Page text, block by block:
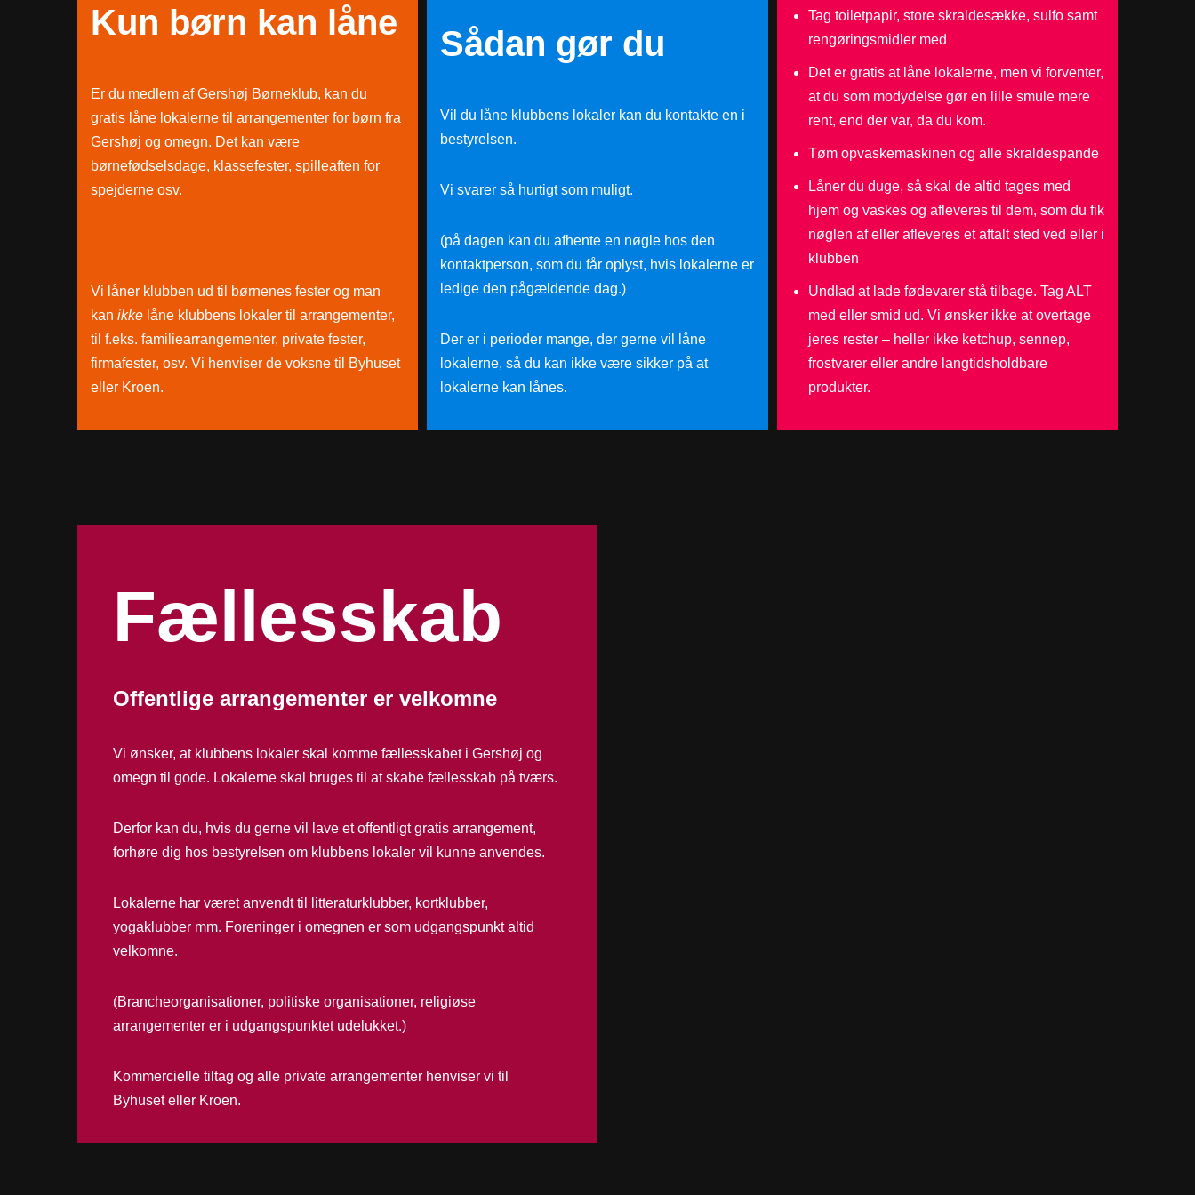
Kun børn kan låne
Er du medlem af Gershøj Børneklub, kan du
gratis låne lokalerne til arrangementer for børn fra
Gershøj og omegn. Det kan være
børnefødselsdage, klassefester, spilleaften for
spejderne osv.
Vi låner klubben ud til børnenes fester og man
kan ikke låne klubbens lokaler til arrangementer,
til f.eks. familiearrangementer, private fester,
firmafester, osv. Vi henviser de voksne til Byhuset
eller Kroen.
Sådan gør du
Vil du låne klubbens lokaler kan du kontakte en i
bestyrelsen.
Vi svarer så hurtigt som muligt.
(på dagen kan du afhente en nøgle hos den
kontaktperson, som du får oplyst, hvis lokalerne er
ledige den pågældende dag.)
Der er i perioder mange, der gerne vil låne
lokalerne, så du kan ikke være sikker på at
lokalerne kan lånes.
Tag toiletpapir, store skraldesække, sulfo samt
rengøringsmidler med
Det er gratis at låne lokalerne, men vi forventer,
at du som modydelse gør en lille smule mere
rent, end der var, da du kom.
Tøm opvaskemaskinen og alle skraldespande
Låner du duge, så skal de altid tages med
hjem og vaskes og afleveres til dem, som du fik
nøglen af eller afleveres et aftalt sted ved eller i
klubben
Undlad at lade fødevarer stå tilbage. Tag ALT
med eller smid ud. Vi ønsker ikke at overtage
jeres rester – heller ikke ketchup, sennep,
frostvarer eller andre langtidsholdbare
produkter.
Fællesskab
Offentlige arrangementer er velkomne
Vi ønsker, at klubbens lokaler skal komme fællesskabet i Gershøj og
omegn til gode. Lokalerne skal bruges til at skabe fællesskab på tværs.
Derfor kan du, hvis du gerne vil lave et offentligt gratis arrangement,
forhøre dig hos bestyrelsen om klubbens lokaler vil kunne anvendes.
Lokalerne har været anvendt til litteraturklubber, kortklubber,
yogaklubber mm. Foreninger i omegnen er som udgangspunkt altid
velkomne.
(Brancheorganisationer, politiske organisationer, religiøse
arrangementer er i udgangspunktet udelukket.)
Kommercielle tiltag og alle private arrangementer henviser vi til
Byhuset eller Kroen.